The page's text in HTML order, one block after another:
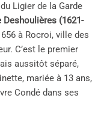
Ligier de la Garde
Deshoulières (1621-
à Rocroi, ville des
C’est le premier
aussitôt séparé,
mariée à 13 ans,
Condé dans ses